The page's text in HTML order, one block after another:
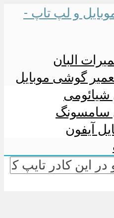
البان
گوشی موبایل
شیائومی
سامسونگ
آیفون